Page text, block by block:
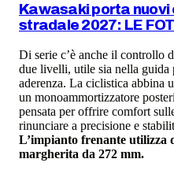
Kawasaki porta nuovi
stradale 2027: LE
Di serie c’è anche il controllo
due livelli, utile sia nella guida
aderenza. La ciclistica abbina
un monoammortizzatore
pensata per offrire comfort
rinunciare a precisione e
L’impianto frenante utilizza
margherita da 272 mm.